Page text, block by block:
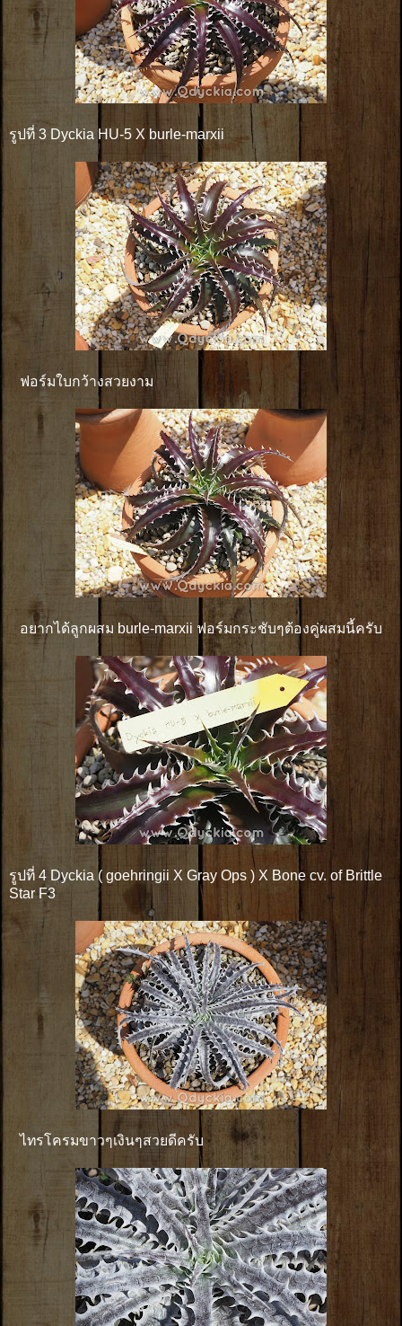
รูปที่ 3 Dyckia HU-5 X burle-marxii
ฟอร์มใบกว้างสวยงาม
อยากได้ลูกผสม burle-marxii ฟอร์มกระชับๆต้องคู่ผสมนี้ครับ
รูปที่ 4 Dyckia ( goehringii X Gray Ops ) X Bone cv. of Brittle
Star F3
ไทรโครมขาวๆเงินๆสวยดีครับ